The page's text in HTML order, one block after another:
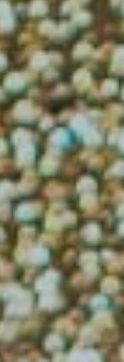
לעיל לצורך
ומידע פרסומי
הטלפון אשר הוזנו.